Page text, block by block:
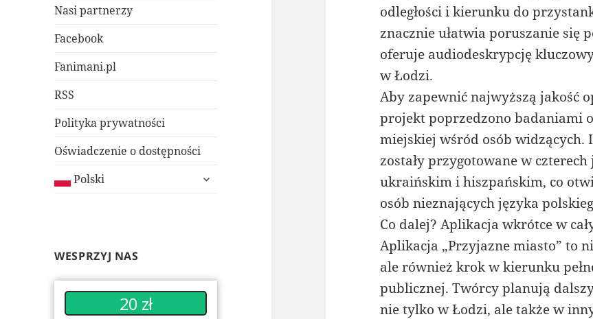
Nasi partnerzy
Facebook
Fanimani.pl
RSS
Polityka prywatności
Oświadczenie o dostępności
Polski
rozwiń
WESPRZYJ NAS
20 zł
odległości i kierunku do
znacznie ułatwia poruszanie się
oferuje audiodeskrypcję
w Łodzi.
Aby zapewnić najwyższą jakość
projekt poprzedzono badaniami
miejskiej wśród osób
zostały przygotowane w
ukraińskim i hiszpańskim, co
osób nieznających języka
Co dalej? Aplikacja wkrótce w
Aplikacja „Przyjazne miasto” to
ale również krok w kierunku
publicznej. Twórcy planują
nie tylko w Łodzi, ale także w